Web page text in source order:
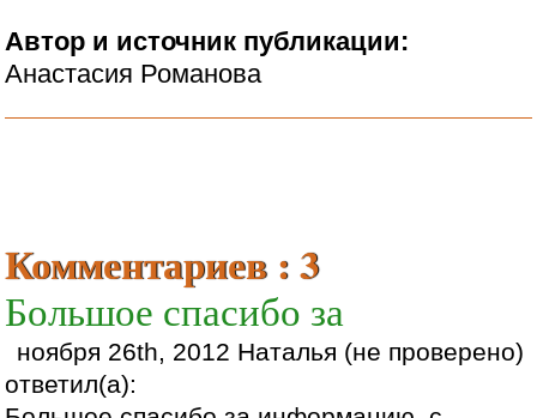
Автор и источник публикации:
Анастасия Романова
Комментариев : 3
Большое спасибо за
ноября 26th, 2012 Наталья (не проверено)
ответил(а):